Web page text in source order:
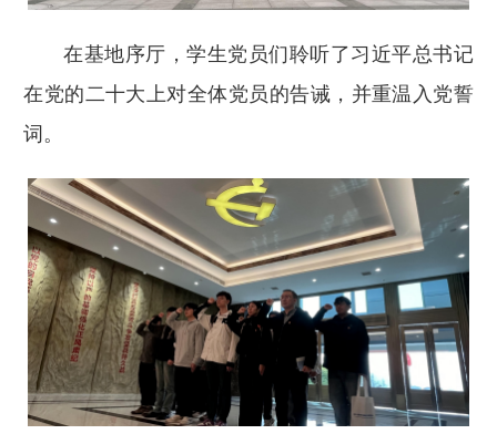
在基地序厅，学生党员们聆听了习近平总书记
在党的二十大上对全体党员的告诫，并重温入党誓
词。